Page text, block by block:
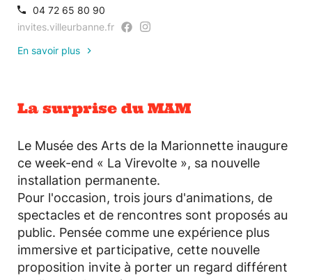
04 72 65 80 90
invites.villeurbanne.fr
En savoir plus
La surprise du MAM
Le Musée des Arts de la Marionnette inaugure
ce week-end « La Virevolte », sa nouvelle
installation permanente.
Pour l'occasion, trois jours d'animations, de
spectacles et de rencontres sont proposés au
public. Pensée comme une expérience plus
immersive et participative, cette nouvelle
proposition invite à porter un regard différent